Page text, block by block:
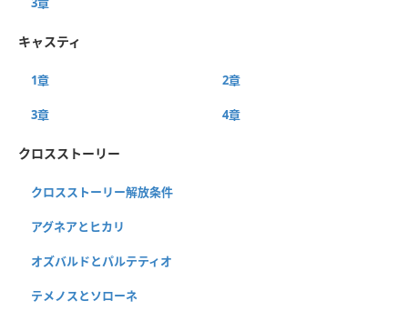
キャスティ
1章 2章
3章 4章
クロスストーリー
クロスストーリー解放条件
アグネアとヒカリ
オズバルドとパルテティオ
テメノスとソローネ